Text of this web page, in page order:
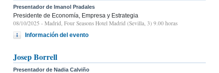
Presentador de Imanol Pradales
Presidente de Economía, Empresa y Estrategia
08/10/2025 - Madrid, Four Seasons Hotel Madrid (Sevilla, 3) 9.00 horas
Información del evento
Josep Borrell
Presentador de Nadia Calviño